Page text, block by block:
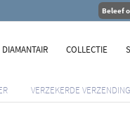
Beleef
DIAMANTAIR COLLECTIE
VERZEKERDE VERZENDING